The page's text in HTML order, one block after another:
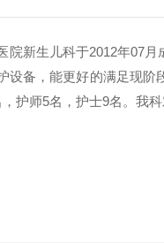
院新生儿科于2012年07
设备，能更好的满足现阶
护师5名，护士9名。我